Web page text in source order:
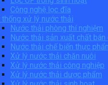
Công nghệ lọc đĩa
thống xử lý nước thải
Nước thải phòng thí nghiệm
Nước thải sản xuất chất bán
Nước thải chế biến thực
Xử lý nước thải chăn nuôi
Xử lý nước thải công nghiệp
Xử lý nước thải dược phẩm